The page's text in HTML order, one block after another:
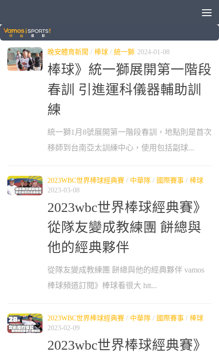
標籤：林岳平
晚安體育新聞 / 棒球 / 統一獅 2024-01-08
棒球》統一獅展開第一階段
春訓 引進運科儀器輔助訓
練
統一獅1月8號展開第一階段春訓，地點則是首次
移師到台南亞太訓練中心，使用包括副球...
2023WBC世界棒球經典賽 / 中華隊 / 國際賽事 / 棒球
2023-03-08
2023wbc世界棒球經典賽》
從隊友變成教練團 餅總與
他的經典夥伴
從隊友變成教練團 餅總與他的經典夥伴 vamos
棒球頻道訂閱》棒球看很大 htt...
2023WBC世界棒球經典賽 / 中華隊 / 國際賽事 / 棒球
2023-02-09
2023wbc世界棒球經典賽》